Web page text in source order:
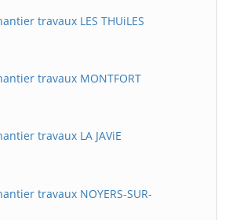
travaux LES THUiLES
travaux MONTFORT
travaux LA JAViE
travaux NOYERS-SUR-